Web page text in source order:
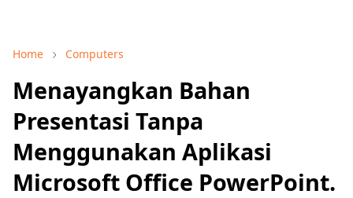
Home Computers
Menayangkan Bahan
Presentasi Tanpa
Menggunakan Aplikasi
Microsoft Office PowerPoint.